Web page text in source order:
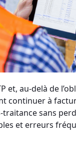
et, au-delà de
continuer à
sans
et erreurs